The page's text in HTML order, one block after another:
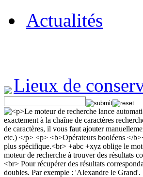
Actualités
Lieux de